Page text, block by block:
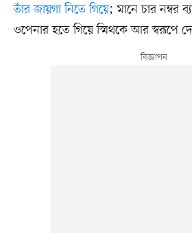
তাঁর জায়গা নিতে গিয়ে; মানে চার নম্বর
ওপেনার হতে গিয়ে স্মিথকে আর স্বরূপে